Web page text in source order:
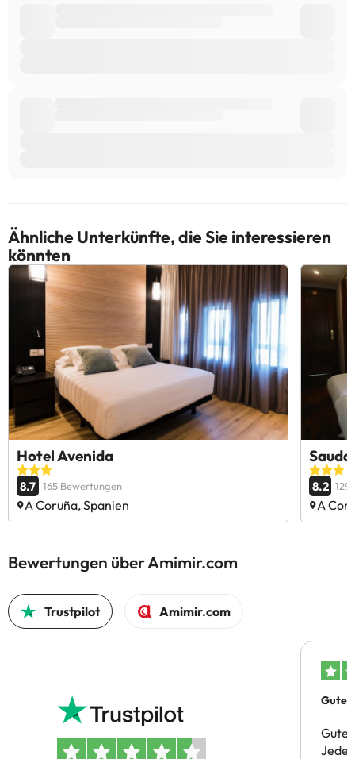
Ähnliche Unterkünfte, die Sie interessieren
könnten
Hotel Avenida
8.7 165 Bewertungen
A Coruña, Spanien
8.2
A
Bewertungen über Amimir.com
Trustpilot Amimir.com
Gutes
Gute